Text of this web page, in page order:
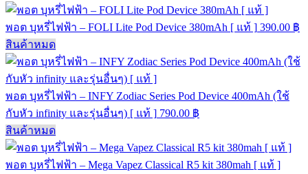
พอต บุหรี่ไฟฟ้า – FOLI Lite Pod Device 380mAh [ แท้ ] 390.00 ฿
สินค้าหมด
พอต บุหรี่ไฟฟ้า – INFY Zodiac Series Pod Device 400mAh (ใช้
กับหัว infinity และรุ่นอื่นๆ) [ แท้ ] 790.00 ฿
สินค้าหมด
พอต บุหรี่ไฟฟ้า – Mega Vapez Classical R5 kit 380mah [ แท้ ]